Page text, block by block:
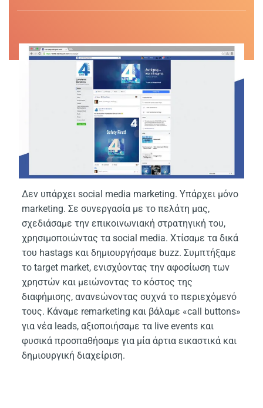
Δεν υπάρχει social media marketing. Yπάρχει μόνο
marketing. Σε συνεργασία με το πελάτη μας,
σχεδιάσαμε την επικοινωνιακή στρατηγική του,
χρησιμοποιώντας τα social media. Xτίσαμε τα δικά
του hastags και δημιουργήσαμε buzz. Συμπτήξαμε
το target market, ενισχύοντας την αφοσίωση των
χρηστών και μειώνοντας το κόστος της
διαφήμισης, ανανεώνοντας συχνά το περιεχόμενό
τους. Κάναμε remarketing και βάλαμε «call buttons»
για νέα leads, αξιοποιήσαμε τα live events και
φυσικά προσπαθήσαμε για μία άρτια εικαστικά και
δημιουργική διαχείριση.